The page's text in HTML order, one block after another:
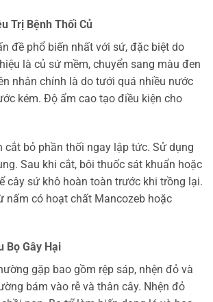
Trị Bệnh Thối Củ
đề phổ biến nhất với sứ, đặc biệt do
là củ sứ mềm, chuyển sang màu đen
nhân chính là do tưới quá nhiều nước
kém. Độ ẩm cao tạo điều kiện cho
cắt bỏ phần thối ngay lập tức. Sử dụng
Sau khi cắt, bôi thuốc sát khuẩn hoặc
cây sứ khô hoàn toàn trước khi trồng lại.
nấm có hoạt chất Mancozeb hoặc
Bọ Gây Hại
gặp bao gồm rệp sáp, nhện đỏ và
bám vào rễ và thân cây. Nhện đỏ